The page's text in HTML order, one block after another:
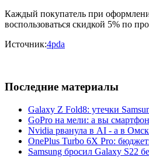
Каждый покупатель при
воспользоваться скидкой 5% по
Источник:4pda
Последние материалы
Galaxy Z Fold8: утечки
GoPro на мели: а вы
Nvidia рванула в AI - а в
OnePlus Turbo 6X Pro:
Samsung бросил Galaxy S22